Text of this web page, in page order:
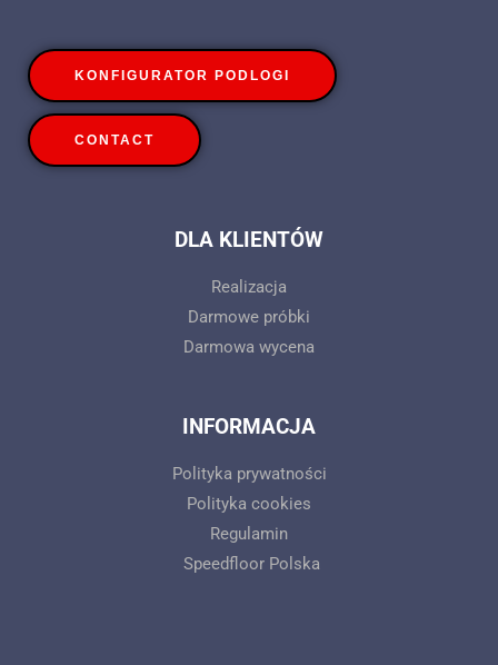
KONFIGURATOR PODLOGI
CONTACT
DLA KLIENTÓW
Realizacja
Darmowe próbki
Darmowa wycena
INFORMACJA
Polityka prywatności
Polityka cookies
Regulamin
Speedfloor Polska